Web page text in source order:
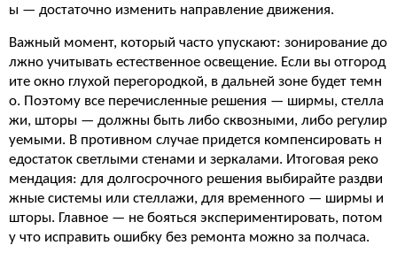
ы — достаточно изменить направление движения.
Важный момент, который часто упускают: зонирование до
лжно учитывать естественное освещение. Если вы отгород
ите окно глухой перегородкой, в дальней зоне будет темн
о. Поэтому все перечисленные решения — ширмы, стелла
жи, шторы — должны быть либо сквозными, либо регулир
уемыми. В противном случае придется компенсировать н
едостаток светлыми стенами и зеркалами. Итоговая реко
мендация: для долгосрочного решения выбирайте раздви
жные системы или стеллажи, для временного — ширмы и
шторы. Главное — не бояться экспериментировать, потом
у что исправить ошибку без ремонта можно за полчаса.